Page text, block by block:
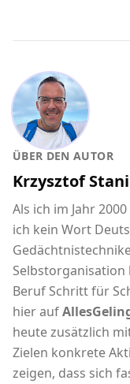
ÜBER DEN AUTOR
Krzysztof
Als ich im Jahr
ich kein Wort
Selbstorganisation
Beruf Schritt für
hier auf
heute zusätzlich
Zielen konkrete
zeigen, dass sich